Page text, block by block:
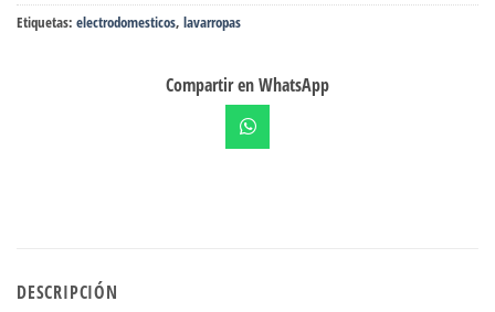
Etiquetas: electrodomesticos, lavarropas
Compartir en WhatsApp
DESCRIPCIÓN